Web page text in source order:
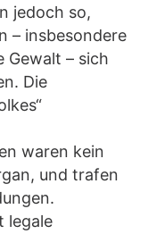
jedoch so,
– insbesondere
Gewalt – sich
Die
waren kein
und trafen
legale